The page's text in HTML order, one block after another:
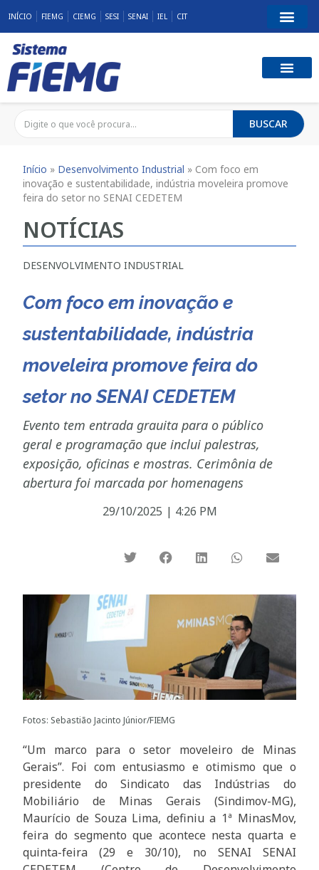
INÍCIO FIEMG CIEMG SESI SENAI IEL CIT
BUSCAR
Início » Desenvolvimento Industrial » Com foco em
inovação e sustentabilidade, indústria moveleira promove
feira do setor no SENAI CEDETEM
NOTÍCIAS
DESENVOLVIMENTO INDUSTRIAL
Com foco em inovação e
sustentabilidade, indústria
moveleira promove feira do
setor no SENAI CEDETEM
Evento tem entrada grauita para o público
geral e programação que inclui palestras,
exposição, oficinas e mostras. Cerimônia de
abertura foi marcada por homenagens
29/10/2025 | 4:26 PM
Fotos: Sebastião Jacinto Júnior/FIEMG
“Um marco para o setor moveleiro de Minas
Gerais”. Foi com entusiasmo e otimismo que o
presidente do Sindicato das Indústrias do
Mobiliário de Minas Gerais (Sindimov-MG),
Maurício de Souza Lima, definiu a 1ª MinasMov,
feira do segmento que acontece nesta quarta e
quinta-feira (29 e 30/10), no SENAI SENAI